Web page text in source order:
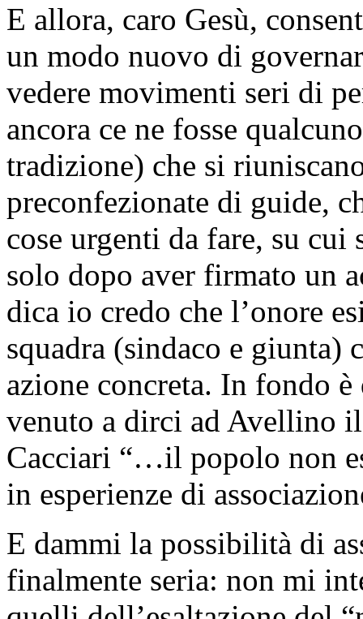
E allora, caro Gesù,
un modo nuovo di
vedere movimenti seri di
ancora ce ne fosse
tradizione) che si
preconfezionate di guide,
cose urgenti da fare, su cui
solo dopo aver firmato un
dica io credo che l’onore
squadra (sindaco e giunta)
azione concreta. In fondo
venuto a dirci ad Avellino
Cacciari “…il popolo non
in esperienze di
E dammi la possibilità di
finalmente seria: non mi